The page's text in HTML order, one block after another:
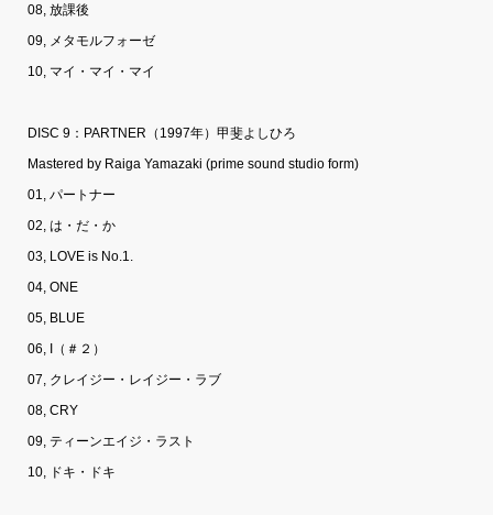
08, 放課後
09, メタモルフォーゼ
10, マイ・マイ・マイ
DISC 9：PARTNER（1997年）甲斐よしひろ
Mastered by Raiga Yamazaki (prime sound studio form)
01, パートナー
02, は・だ・か
03, LOVE is No.1.
04, ONE
05, BLUE
06, I（＃２）
07, クレイジー・レイジー・ラブ
08, CRY
09, ティーンエイジ・ラスト
10, ドキ・ドキ